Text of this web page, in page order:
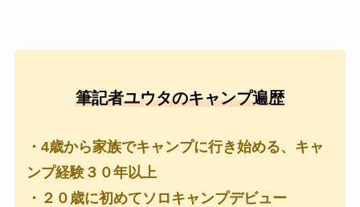
筆記者ユウタのキャンプ遍歴
・4歳から家族でキャンプに行き始める、キャ
ンプ経験３０年以上
・２０歳に初めてソロキャンプデビュー